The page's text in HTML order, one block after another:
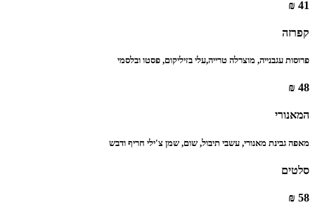
41 ₪
קפרזה
‏פרוסות עגבנייה, מוצרלה טרייה,‏עלי בזיליקום, פסטו ובלסמי
48 ₪
המאנורי
מאפה גבינת מאנורי, עשבי תיבול, שום, שמן צ'ילי חריף ודבש
סלטים
58 ₪